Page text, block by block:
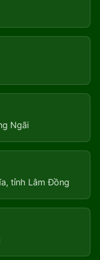
Ngãi
tỉnh Lâm Đồng